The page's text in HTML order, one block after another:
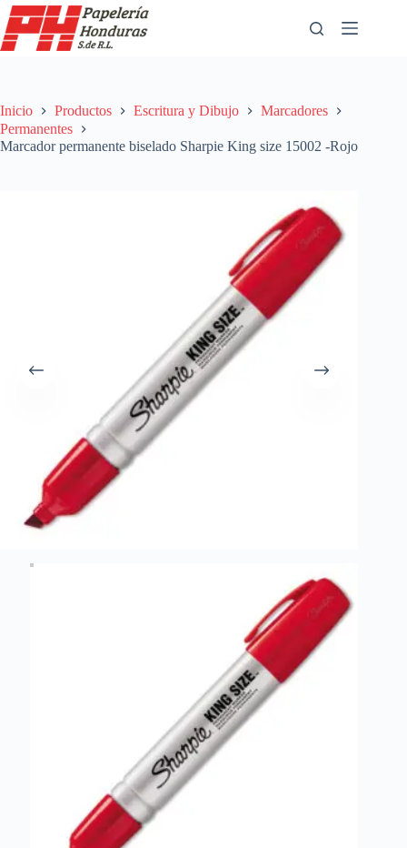
Saltar
al
contenido
Inicio Productos Escritura y Dibujo
Marcadores
Permanentes
Marcador permanente biselado Sharpie King size 15002 -Rojo